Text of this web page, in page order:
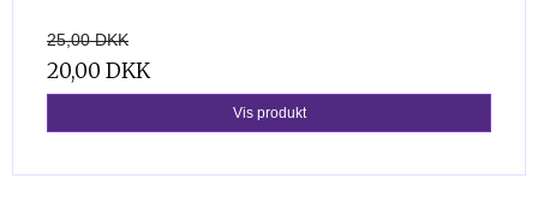
25,00 DKK
20,00 DKK
Vis produkt